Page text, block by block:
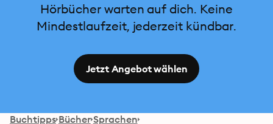
Hörbücher warten auf dich. Keine
Mindestlaufzeit, jederzeit kündbar.
Jetzt Angebot wählen
Buchtipps Bücher Sprachen